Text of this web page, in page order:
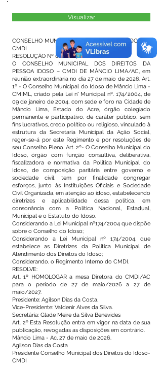
Visualizar
CONSELHO MUNICIPAL DOS DIREITOS DO IDOSO –
CMDI
RESOLUÇÃO Nº 01, DE 27 DE MAIO DE 2026.
O CONSELHO MUNICIPAL DOS DIREITOS DA
PESSOA IDOSO – CMDI DE MÂNCIO LIMA/AC, em
reunião extraordinária no dia 27 de maio de 2026. Art.
1º - O Conselho Municipal do Idoso de Mâncio Lima -
CMIML, criado pela Lei n° Municipal nº. 174/2004, de
09 de janeiro de 2004, com sede e foro na Cidade de
Mâncio Lima, Estado do Acre, órgão colegiado
permanente e participativo, de caráter público, sem
fins lucrativos, credo político ou religioso, vinculado à
estrutura da Secretaria Municipal da Ação Social,
reger-se-á por este Regimento e por resoluções de
seu Conselho Pleno. Art. 2º- O Conselho Municipal do
Idoso, órgão com função consultiva, deliberativa,
fiscalizadora e normativa da Política Municipal do
Idoso, de composição paritária entre governo e
sociedade civil, tem por finalidade congregar
esforços, junto às Instituições Oficiais e Sociedade
Civil Organizada, em atenção ao idoso, estabelecendo
diretrizes e aplicabilidade dessa política, em
consonância com a Política Nacional, Estadual,
Municipal e o Estatuto do Idoso.
Considerando a Lei Municipal nº174/2004 que dispõe
sobre o Conselho do Idoso;
Considerando a Lei Municipal nº 174/2004, que
estabelece as Diretrizes da Política Municipal de
Atendimento dos Direitos do Idoso;
Considerando, o Regimento Interno do CMDI.
RESOLVE:
Art. 1º HOMOLOGAR a mesa Diretora do CMDI/AC
para o período de 27 de maio/2026 a 27 de
maio/2027.
Presidente: Agilson Dias da Costa.
Vice-Presidente: Valdenir Alves da Silva.
Secretária: Glade Meire da Silva Benevides
Art. 2º Esta Resolução entra em vigor na data de sua
publicação, revogadas as disposições em contrário.
Mâncio Lima - Ac, 27 de maio de 2026.
Agilson Dias da Costa
Presidente Conselho Municipal dos Direitos do Idoso-
CMDI